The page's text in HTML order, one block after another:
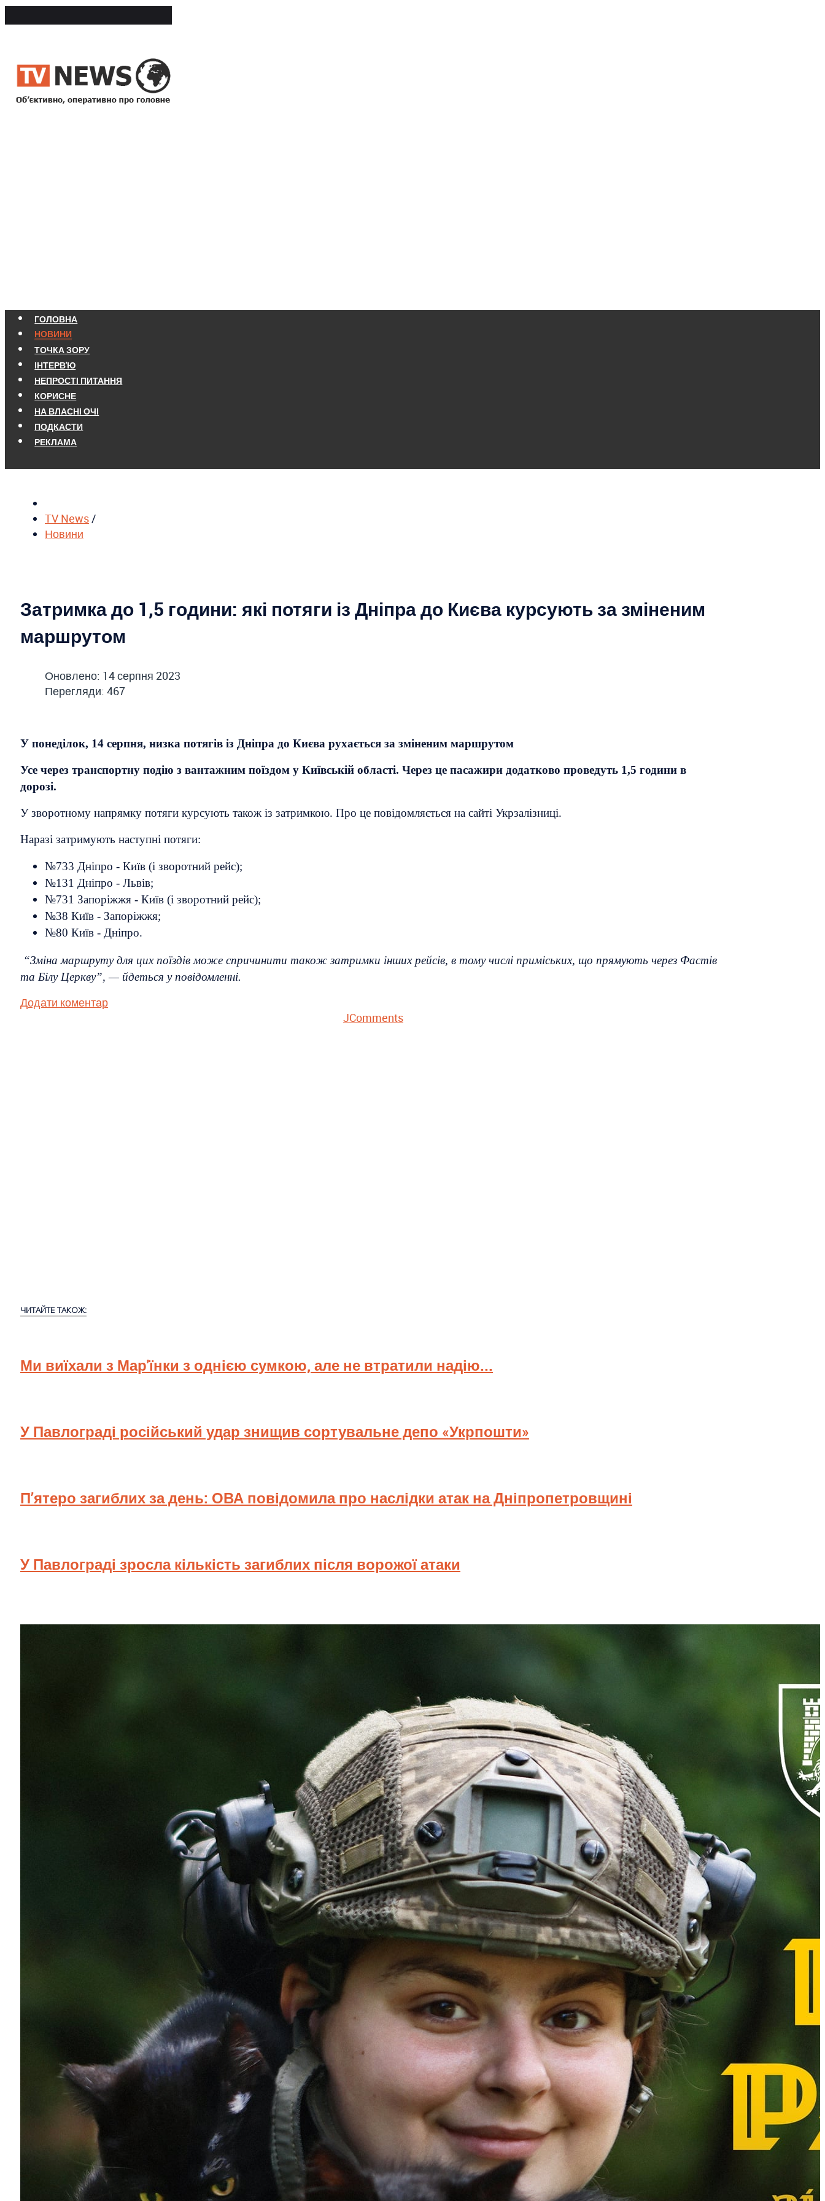
ГОЛОВНА
НОВИНИ
ТОЧКА ЗОРУ
ІНТЕРВ'Ю
НЕПРОСТІ ПИТАННЯ
КОРИСНЕ
НА ВЛАСНІ ОЧІ
ПОДКАСТИ
РЕКЛАМА
TV News /
Новини
Затримка до 1,5 години: які потяги із Дніпра до Києва курсують за зміненим
маршрутом
Оновлено: 14 серпня 2023
Перегляди: 467
У понеділок, 14 серпня, низка потягів із Дніпра до Києва рухається за зміненим маршрутом
Усе через транспортну подію з вантажним поїздом у Київській області. Через це пасажири додатково проведуть 1,5 години в
дорозі.
У зворотному напрямку потяги курсують також із затримкою. Про це повідомляється на сайті Укрзалізниці.
Наразі затримують наступні потяги:
№733 Дніпро - Київ (і зворотний рейс);
№131 Дніпро - Львів;
№731 Запоріжжя - Київ (і зворотний рейс);
№38 Київ - Запоріжжя;
№80 Київ - Дніпро.
“Зміна маршруту для цих поїздів може спричинити також затримки інших рейсів, в тому числі приміських, що прямують через Фастів
та Білу Церкву”, — йдеться у повідомленні.
Додати коментар
JComments
ЧИТАЙТЕ ТАКОЖ:
Ми виїхали з Мар'їнки з однією сумкою, але не втратили надію...
У Павлограді російський удар знищив сортувальне депо «Укрпошти»
П’ятеро загиблих за день: ОВА повідомила про наслідки атак на Дніпропетровщині
У Павлограді зросла кількість загиблих після ворожої атаки